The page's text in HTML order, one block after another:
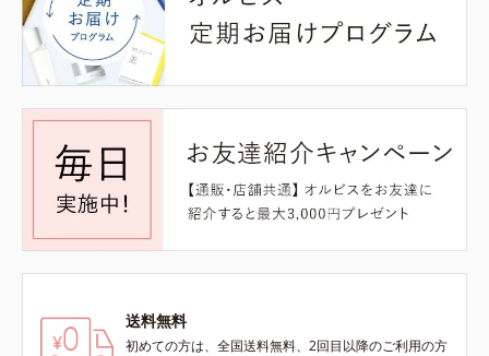
送料無料
初めての方は、全国送料無料、2回目以降のご利用の方